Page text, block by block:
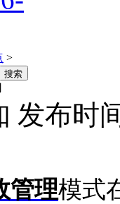
>
搜索
发布时
管理模式